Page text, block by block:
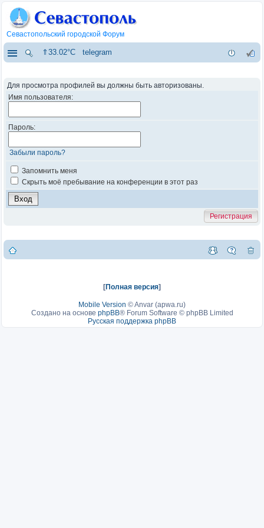
Севастопольский городской Форум
⇑33.02°C telegram
Для просмотра профилей вы должны быть авторизованы.
Имя пользователя:
Пароль:
Забыли пароль?
Запомнить меня
Скрыть моё пребывание на конференции в этот раз
Регистрация
[Полная версия]
Mobile Version ©Anvar (apwa.ru)
Создано на основе phpBB® Forum Software © phpBB Limited
Русская поддержка phpBB